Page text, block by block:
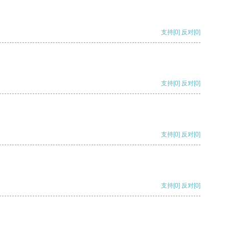
支持[0] 反对[0]
支持[0] 反对[0]
支持[0] 反对[0]
支持[0] 反对[0]